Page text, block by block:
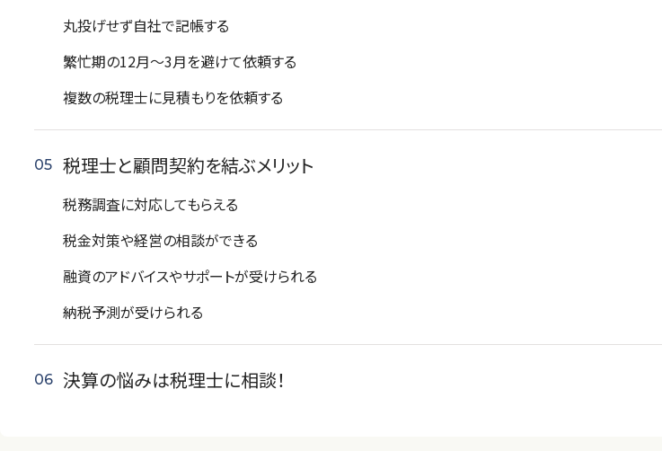
丸投げせず自社で記帳する
繁忙期の12月〜3月を避けて依頼する
複数の税理士に見積もりを依頼する
税理士と顧問契約を結ぶメリット
税務調査に対応してもらえる
税金対策や経営の相談ができる
融資のアドバイスやサポートが受けられる
納税予測が受けられる
決算の悩みは税理士に相談！